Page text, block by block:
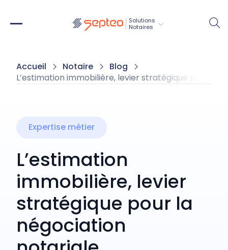
Solutions
Notaires
Accueil Notaire
Blog
L’estimation immobilière, levier stratégique pour la
Expertise métier
L’estimation
immobilière, levier
stratégique pour la
négociation